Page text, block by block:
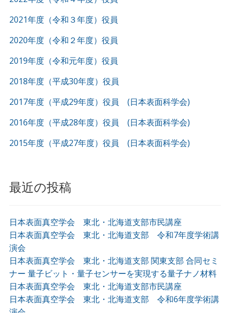
最近の投稿
日本表面真空学会 東北・北海道支部市民講座
日本表面真空学会 東北・北海道支部 令和7年度学術講
演会
日本表面真空学会 東北・北海道支部 関東支部 合同セミ
ナー 量子ビット・量子センサーを実現する量子ナノ材料
日本表面真空学会 東北・北海道支部市民講座
日本表面真空学会 東北・北海道支部 令和6年度学術講
2021年度（令和３年度）役員
2020年度（令和２年度）役員
2019年度（令和元年度）役員
2018年度（平成30年度）役員
2017年度（平成29年度）役員 (日本表面科学会)
2016年度（平成28年度）役員 (日本表面科学会)
2015年度（平成27年度）役員 (日本表面科学会)